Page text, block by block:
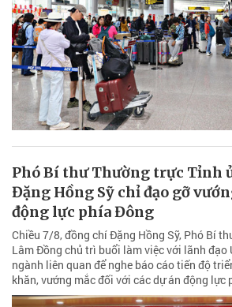
Phó Bí thư Thường trực Tỉnh
Đặng Hồng Sỹ chỉ đạo gỡ
động lực phía Đông
Chiều 7/8, đồng chí Đặng Hồng Sỹ, Phó Bí
Lâm Đồng chủ trì buổi làm việc với lãnh đạo
ngành liên quan để nghe báo cáo tiến độ
khăn, vướng mắc đối với các dự án động lực